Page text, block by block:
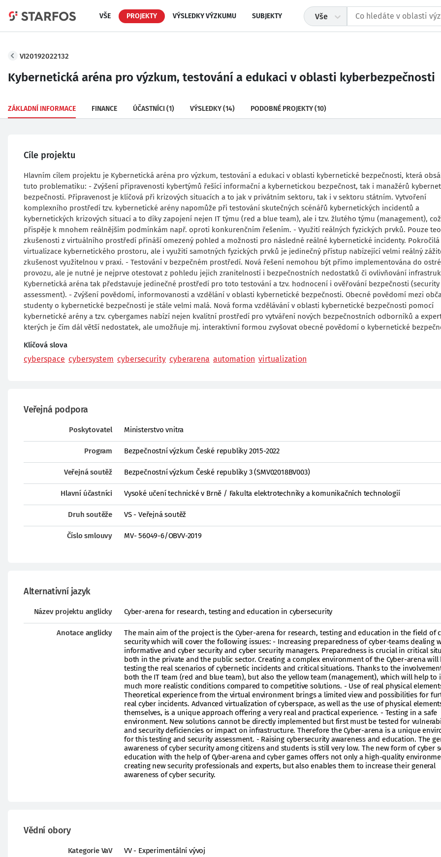
VŠE PROJEKTY VÝSLEDKY VÝZKUMU SUBJEKTY Vše
VI20192022132
Kybernetická aréna pro výzkum, testování a edukaci v oblasti kyberbezpečnosti
ZÁKLADNÍ INFORMACE FINANCE ÚČASTNÍCI (1) VÝSLEDKY(14) PODOBNÉ PROJEKTY(10)
Cíle projektu
Hlavním cílem projektu je Kybernetická aréna pro výzkum, testování a edukaci v oblasti kybernetické bezpečnosti, která
tuto problematiku: - Zvýšení připravenosti kybertýmů řešící informační a kybernetickou bezpečnost, tak i manažérů
bezpečnosti. Připravenost je klíčová při krizových situacích a to jak v privátním sektoru, tak i v sektoru státním. Vytvoření
komplexního prostředí tzv. kybernetické arény napomůže při testování skutečných scénářů kybernetických incidentů a
kybernetických krizových situací a to díky zapojení nejen IT týmu (red a blue team), ale i tzv. žlutého týmu (management), což
přispěje k mnohem reálnějším podmínkám např. oproti konkurenčním řešením. - Využití reálných fyzických prvků. Pouze
zkušenosti z virtuálního prostředí přináší omezený pohled a možnosti pro následné reálné kybernetické incidenty. Pokročilá
virtualizace kybernetického prostoru, ale i využití samotných fyzických prvků je jedinečný přístup nabízející velmi reálný
zkušenost využitelnou v praxi. - Testování v bezpečném prostředí. Nová řešení nemohou být přímo implementována do
provozu, ale je nutné je nejprve otestovat z pohledu jejich zranitelností i bezpečnostních nedostatků či ovlivňování
Kybernetická aréna tak představuje jedinečné prostředí pro toto testování a tzv. hodnocení i ověřování bezpečnosti (security
assessment). - Zvýšení povědomí, informovanosti a vzdělání v oblasti kybernetické bezpečnosti. Obecné povědomí mezi
studenty o kybernetické bezpečnosti je stále velmi malá. Nová forma vzdělávání v oblasti kybernetické bezpečnosti pomocí
kybernetické arény a tzv. cybergames nabízí nejen kvalitní prostředí pro vytváření nových bezpečnostních odborníků a
kterých je čím dál větší nedostatek, ale umožňuje mj. interaktivní formou zvyšovat obecné povědomí o kybernetické
Klíčová slova
cyberspace cybersystem cybersecurity cyberarena automation virtualization
Veřejná podpora
Poskytovatel Ministerstvo vnitra
Program Bezpečnostní výzkum České republiky 2015-2022
Veřejná soutěž Bezpečnostní výzkum České republiky 3 (SMV02018BV003)
Hlavní účastníci Vysoké učení technické v Brně / Fakulta elektrotechniky a komunikačních technologií
Druh soutěže VS - Veřejná soutěž
Číslo smlouvy MV- 56049-6/OBVV-2019
Alternativní jazyk
Název projektu anglicky Cyber-arena for research, testing and education in cybersecurity
Anotace anglicky
The main aim of the project is the Cyber-arena for research, testing and education in the field of
security which will cover the following issues: - Increasing preparedness of cyber-teams dealing
informative and cyber security and cyber security managers. Preparedness is crucial in critical
both in the private and the public sector. Creating a complex environment of the Cyber-arena will
testing the real scenarios of cybernetic incidents and critical situations. Thanks to the
both the IT team (red and blue team), but also the yellow team (management), which will help to
much more realistic conditions compared to competitive solutions. - Use of real physical
Theoretical experience from the virtual environment brings a limited view and possibilities for
real cyber incidents. Advanced virtualization of cyberspace, as well as the use of physical
themselves, is a unique approach offering a very real and practical experience. - Testing in a safe
environment. New solutions cannot be directly implemented but first must be tested for
and security deficiencies or impact on infrastructure. Therefore the Cyber-arena is a unique
for this testing and security assessment. - Raising cybersecurity awareness and education. The
awareness of cyber security among citizens and students is still very low. The new form of cyber
education with the help of Cyber-arena and cyber games offers not only a high-quality
creating new security professionals and experts, but also enables them to increase their general
awareness of cyber security.
Vědní obory
Kategorie VaV VV - Experimentální vývoj